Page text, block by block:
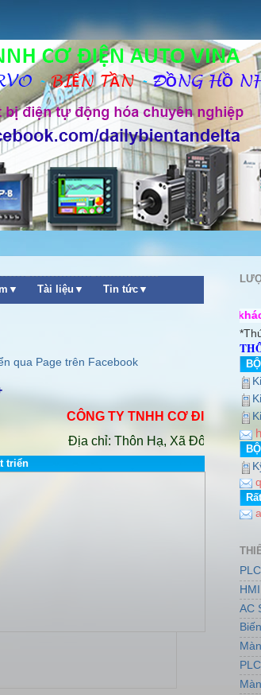
Tài liệu▼ Tin tức▼
qua Page trên Facebook
CÔNG TY TNHH CƠ ĐIỆN AUTO
Địa chỉ: Thôn Hạ, Xã Đông Dư,
triển
++ Chào mừng quý khách ghé thăm
AC